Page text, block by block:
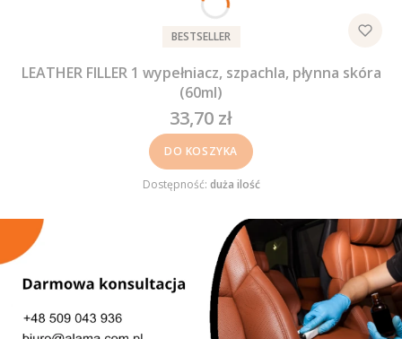
BESTSELLER
LEATHER FILLER 1 wypełniacz, szpachla, płynna skóra
(60ml)
Cena
33,70 zł
DO KOSZYKA
Dostępność: duża ilość